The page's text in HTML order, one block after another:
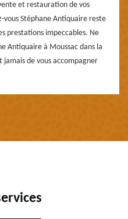
et restauration de vos
vous Stéphane Antiquaire reste
prestations impeccables. Ne
Antiquaire à Moussac dans la
jamais de vous accompagner